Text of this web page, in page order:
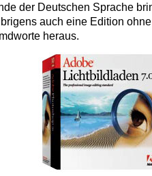
der Deutschen Sprache
auch eine Edition
heraus.